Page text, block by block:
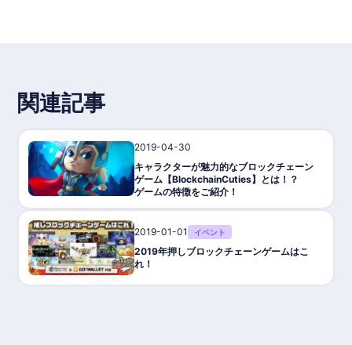
関連記事
2019-04-30
キャラクターが魅力的なブロックチェーン
ゲーム【BlockchainCuties】とは！？
ゲームの特徴をご紹介！
2019-01-01 イベント
2019年押しブロックチェーンゲームはこ
れ！